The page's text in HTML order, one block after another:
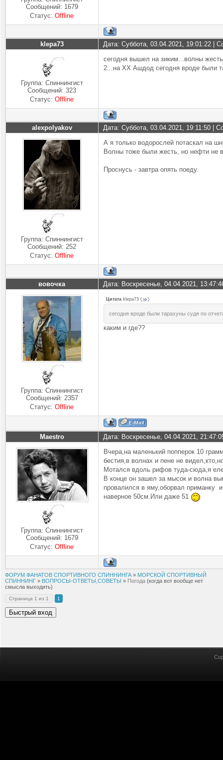
Сообщений: 1679
Статус:Offline
klepa73 Дата: Суббота, 03.04.2021, 19:01:22 |
Группа: Спиннингист
Сообщений:323
Статус:Offline
сегодня вышел на зиким...волны
2...на ХХ Ашдод сегодня вроде были
alexpolyakov Дата: Суббота, 03.04.2021, 19:11:50 |
Группа: Спиннингист
Сообщений:252
Статус:Offline
А я только водорослей потаскал на
Волны тоже были жесть, но нефти не
Проснусь - завтра опять поеду.
вовочка Дата: Воскресенье, 04.04.2021,
Группа: Спиннингист
Сообщений: 2357
Статус:Offline
Цитата klepa73 ( )
сегодня вроде были тарахуны судя по
каким и где??
Maestro Дата: Воскресенье, 04.04.2021,
Группа: Спиннингист
Сообщений: 1679
Статус:Offline
Вчера,на маленький попперок 10
бестия,в волнах и пене не
Мотался вдоль рифов туда-сюда,я
В конце он зашел за мысок и волна
провалился в яму,оборвал приманку
наверное 50см.Или даже 51
ФОРУМ ФАНАТОВ СПОРТИВНОГО СПИННИНГА » МОРСКОЙ СПОРТИВНЫЙ
СПИННИНГ » ВОПРОСЫ-ОТВЕТЫ,СОВЕТЫ » Погода (когда вот вообще нет
смысла выходить)
Страница 1 из 1 1